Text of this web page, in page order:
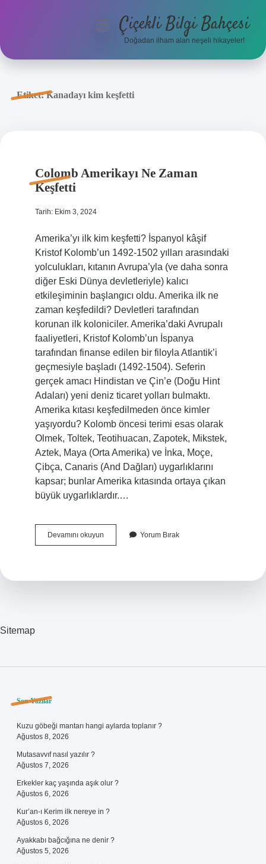
Anasayfa
menüyüÇiçekli Bilgi Bahçesi
Doğadan ilham alan neşeli hikayeler!
Etiket:Kanadayı kim keşfetti
Colomb Amerikayı Ne Zaman
Keşfetti
Tarih: Ekim 3, 2024
Amerika’yı ilk kim keşfetti? İspanyol kâşif
Kristof Kolomb’un 1492-1502 yılları arasındaki
yolculukları, kıtanın Avrupa’yla (ve daha sonra
diğer Eski Dünya devletleriyle) kalıcı
etkileşiminin başlangıcı oldu. Amerika ilk ne
zaman keşfedildi? Devletleri tarafından
korunan ilk koloniciler. Amerika’daki Avrupalı ​​
faaliyetleri, Kristof Kolomb’un İspanya
tarafından finanse edilen bir filoyla Atlantik’i
geçmesiyle başladı (1492-1504). Seferin
gerçek amacı Hindistan ve Çin’e (Doğu Hint
Adaları) yeni deniz ticaret yolları bulmaktı.
Amerika kıtası keşfedilmeden önce kimler
yaşıyordu? Kolomb öncesi terimi esas olarak
Olmek, Toltek, Teotihuacan, Zapotek, Mikstek,
Aztek, Maya (Orta Amerika) ve İnka, Moçe,
Çibça, Canaris (And Dağları) uygarlıklarını
kapsar; bunlar Amerika kıtasında ortaya çıkan
büyük uygarlıklardır.…
Devamını okuyunColomb
Amerikayı
Yorum Bırak
Sitemap
Sidebar
Son Yazılar
Kuzu göbeği mantarı hangi aylarda toplanır ?
Ağustos 8, 2026
Mutasavvıf nasıl yazılır ?
Ağustos 7, 2026
Erkekler kaç yaşında aşık olur ?
Ağustos 6, 2026
Kur’an-ı Kerim ilk nereye in ?
Ağustos 6, 2026
Ayakkabı bağcığına ne denir ?
Ağustos 5, 2026